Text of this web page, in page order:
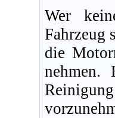
Wer
Fahrzeug
die
nehmen.